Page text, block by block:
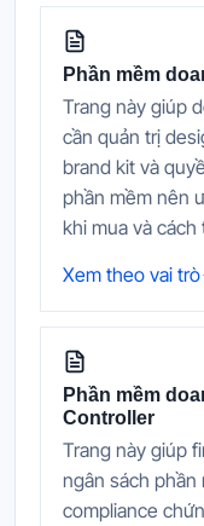
Phần mềm
Trang này giúp
cần quản trị
brand kit và
phần mềm nên
khi mua và
Xem theo vai trò
Phần mềm
Controller
Trang này giúp
ngân sách phần
compliance